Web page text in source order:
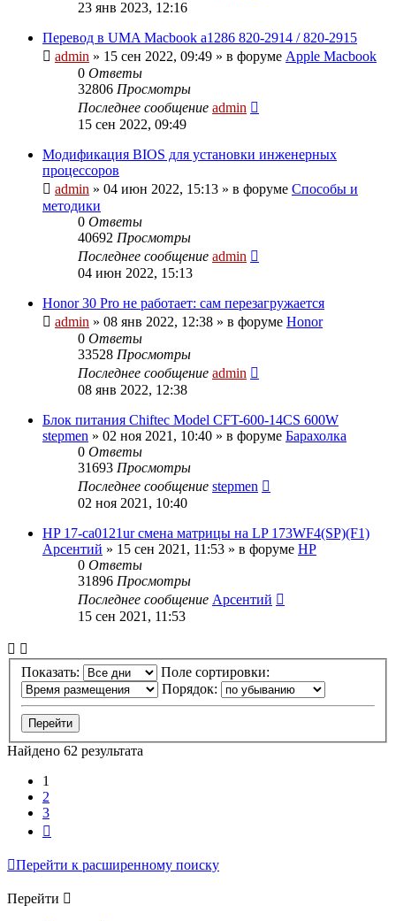
23 янв 2023, 12:16
Перевод в UMA Macbook a1286 820-2914 / 820-2915
admin » 15 сен 2022, 09:49 » в форуме Apple Macbook
0 Ответы
32806 Просмотры
Последнее сообщение admin
15 сен 2022, 09:49
Модификация BIOS для установки инженерных
процессоров
admin » 04 июн 2022, 15:13 » в форуме Способы и
методики
0 Ответы
40692 Просмотры
Последнее сообщение admin
04 июн 2022, 15:13
Honor 30 Pro не работает: сам перезагружается
admin » 08 янв 2022, 12:38 » в форуме Honor
0 Ответы
33528 Просмотры
Последнее сообщение admin
08 янв 2022, 12:38
Блок питания Chiftec Model CFT-600-14CS 600W
stepmen » 02 ноя 2021, 10:40 » в форуме Барахолка
0 Ответы
31693 Просмотры
Последнее сообщение stepmen
02 ноя 2021, 10:40
HP 17-ca0121ur смена матрицы на LP 173WF4(SP)(F1)
Арсентий » 15 сен 2021, 11:53 » в форуме HP
0 Ответы
31896 Просмотры
Последнее сообщение Арсентий
15 сен 2021, 11:53
Показать:
Поле сортировки:
Порядок:
Найдено 62 результата
1
2
3
Перейти к расширенному поиску
Перейти